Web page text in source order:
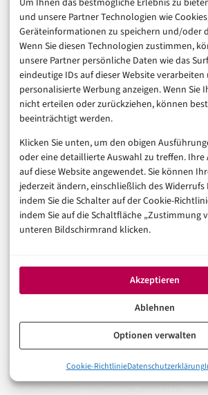
Um Ihnen das bestmögliche Erlebnis zu
und unsere Partner Technologien wie
Geräteinformationen zu speichern und/oder
Wenn Sie diesen Technologien zustimmen,
unsere Partner persönliche Daten wie das
eindeutige IDs auf dieser Website
personalisierte Werbung anzeigen. Wenn Sie
nicht erteilen oder zurückziehen, können
beeinträchtigt werden.
Klicken Sie unten, um den obigen
oder eine detaillierte Auswahl zu treffen.
auf diese Website angewendet. Sie können
jederzeit ändern, einschließlich des
indem Sie die Schalter auf der Cookie-
indem Sie auf die Schaltfläche „Zustimmung
unteren Bildschirmrand klicken.
Akzeptieren
Ablehnen
Optionen verwalten
Cookie-RichtlinieDatenschutzerklärung
später erheblichen
Was bleibt – und
tun sollten
Anomalieerkennung im Trading ist
aber ein unverzichtbarer Baustein
Sicherheit. Wer heute noch
statischen Regelwerken arbeitet,
stumpfen Waffe gegen zunehmend
wartet, bevor er handelt, wird in den
schlicht nicht handeln.
Konkret: Beginnen Sie mit einer
Ihrer Datenqualität, bevor Sie in
Prüfen Sie, welche Verfahren –
Autoencoder, clustering-basierte
Anomalieerkennung im Trading: Was